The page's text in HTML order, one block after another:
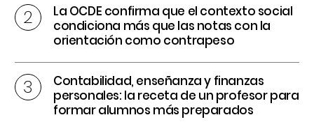
La OCDE confirma que el contexto social
condiciona más que las notas con la
orientación como contrapeso
Contabilidad, enseñanza y finanzas
personales: la receta de un profesor para
formar alumnos más preparados